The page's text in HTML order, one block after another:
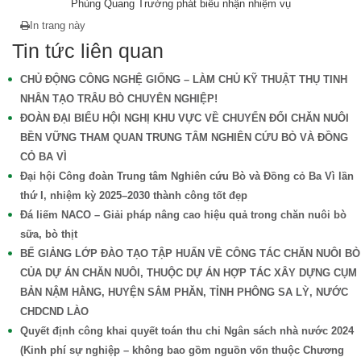
Phùng Quang Trường phát biểu nhận nhiệm vụ
In trang này
Tin tức liên quan
CHỦ ĐỘNG CÔNG NGHỆ GIỐNG – LÀM CHỦ KỸ THUẬT THỤ TINH
NHÂN TẠO TRÂU BÒ CHUYÊN NGHIỆP!
ĐOÀN ĐẠI BIỂU HỘI NGHỊ KHU VỰC VỀ CHUYỂN ĐỔI CHĂN NUÔI
BỀN VỮNG THAM QUAN TRUNG TÂM NGHIÊN CỨU BÒ VÀ ĐỒNG
CỎ BA VÌ
Đại hội Công đoàn Trung tâm Nghiên cứu Bò và Đồng cỏ Ba Vì lần
thứ I, nhiệm kỳ 2025–2030 thành công tốt đẹp
Đá liếm NACO – Giải pháp nâng cao hiệu quả trong chăn nuôi bò
sữa, bò thịt
BẾ GIẢNG LỚP ĐÀO TẠO TẬP HUẤN VỀ CÔNG TÁC CHĂN NUÔI BÒ
CỦA DỰ ÁN CHĂN NUÔI, THUỘC DỰ ÁN HỢP TÁC XÂY DỰNG CỤM
BẢN NẬM HẰNG, HUYỆN SẲM PHĂN, TỈNH PHÔNG SA LỲ, NƯỚC
CHDCND LÀO
Quyết định công khai quyết toán thu chi Ngân sách nhà nước 2024
(Kinh phí sự nghiệp – không bao gồm nguồn vốn thuộc Chương